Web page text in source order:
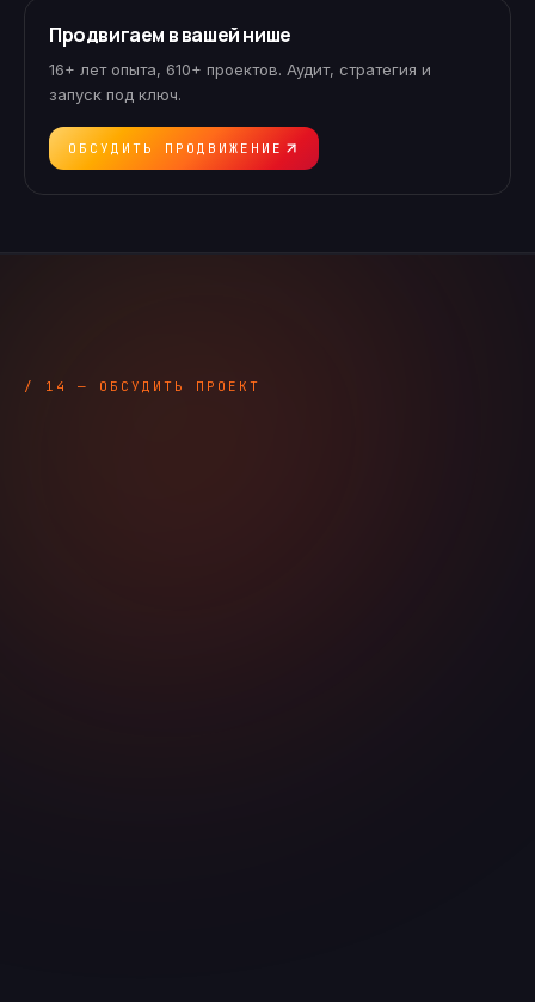
Продвигаем в вашей нише
16+ лет опыта, 610+ проектов. Аудит, стратегия и
запуск под ключ.
ОБСУДИТЬ ПРОДВИЖЕНИЕ
/ 14 — ОБСУДИТЬ ПРОЕКТ